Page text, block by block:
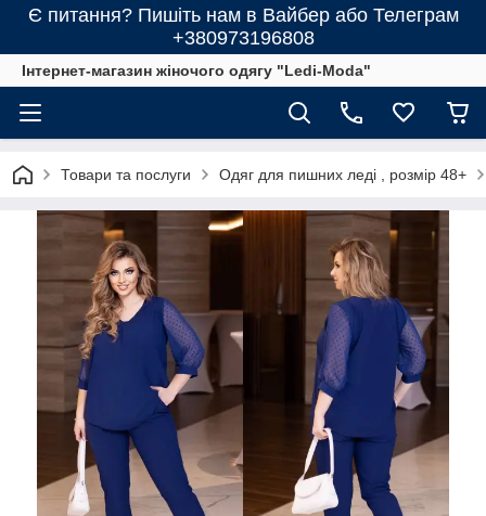
Є питання? Пишіть нам в Вайбер або Телеграм
+380973196808
Інтернет-магазин жіночого одягу "Ledi-Moda"
Товари та послуги Одяг для пишних леді , розмір 48+